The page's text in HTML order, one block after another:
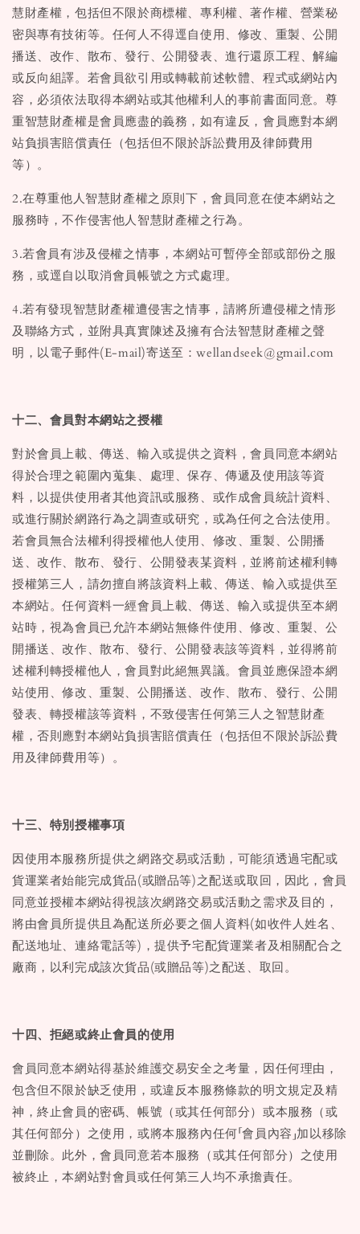
慧財產權，包括但不限於商標權、專利權、著作權、營業秘
密與專有技術等。任何人不得逕自使用、修改、重製、公開
播送、改作、散布、發行、公開發表、進行還原工程、解編
或反向組譯。若會員欲引用或轉載前述軟體、程式或網站內
容，必須依法取得本網站或其他權利人的事前書面同意。尊
重智慧財產權是會員應盡的義務，如有違反，會員應對本網
站負損害賠償責任（包括但不限於訴訟費用及律師費用
等）。
2.在尊重他人智慧財產權之原則下，會員同意在使本網站之
服務時，不作侵害他人智慧財產權之行為。
3.若會員有涉及侵權之情事，本網站可暫停全部或部份之服
務，或逕自以取消會員帳號之方式處理。
4.若有發現智慧財產權遭侵害之情事，請將所遭侵權之情形
及聯絡方式，並附具真實陳述及擁有合法智慧財產權之聲
明，以電子郵件(E-mail)寄送至：wellandseek@gmail.com
十二、會員對本網站之授權
對於會員上載、傳送、輸入或提供之資料，會員同意本網站
得於合理之範圍內蒐集、處理、保存、傳遞及使用該等資
料，以提供使用者其他資訊或服務、或作成會員統計資料、
或進行關於網路行為之調查或研究，或為任何之合法使用。
若會員無合法權利得授權他人使用、修改、重製、公開播
送、改作、散布、發行、公開發表某資料，並將前述權利轉
授權第三人，請勿擅自將該資料上載、傳送、輸入或提供至
本網站。任何資料一經會員上載、傳送、輸入或提供至本網
站時，視為會員已允許本網站無條件使用、修改、重製、公
開播送、改作、散布、發行、公開發表該等資料，並得將前
述權利轉授權他人，會員對此絕無異議。會員並應保證本網
站使用、修改、重製、公開播送、改作、散布、發行、公開
發表、轉授權該等資料，不致侵害任何第三人之智慧財產
權，否則應對本網站負損害賠償責任（包括但不限於訴訟費
用及律師費用等）。
十三、特別授權事項
因使用本服務所提供之網路交易或活動，可能須透過宅配或
貨運業者始能完成貨品(或贈品等)之配送或取回，因此，會員
同意並授權本網站得視該次網路交易或活動之需求及目的，
將由會員所提供且為配送所必要之個人資料(如收件人姓名、
配送地址、連絡電話等)，提供予宅配貨運業者及相關配合之
廠商，以利完成該次貨品(或贈品等)之配送、取回。
十四、拒絕或終止會員的使用
會員同意本網站得基於維護交易安全之考量，因任何理由，
包含但不限於缺乏使用，或違反本服務條款的明文規定及精
神，終止會員的密碼、帳號（或其任何部分）或本服務（或
其任何部分）之使用，或將本服務內任何「會員內容」加以移除
並刪除。此外，會員同意若本服務（或其任何部分）之使用
被終止，本網站對會員或任何第三人均不承擔責任。